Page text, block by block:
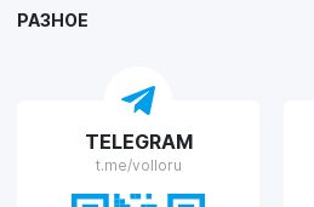
VOLLO Рязань
г. Рязань, улица Островского,
Пн-Пт с 9:00 до 20:00, Сб-Вс
РАЗНОЕ
TELEGRAM
t.me/volloru